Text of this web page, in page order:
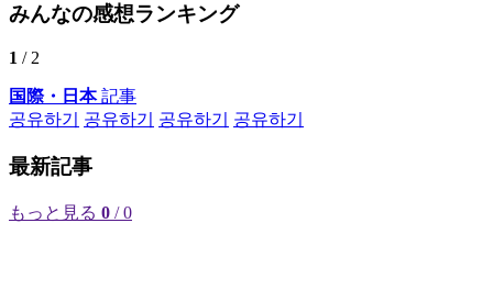
みんなの感想ランキング
1 / 2
国際・日本記事
공유하기
공유하기 공유하기 공유하기
最新記事
もっと見る 0 / 0